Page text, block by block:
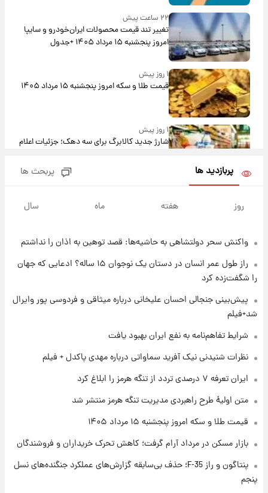
۲۲ ساعت پیش
تغییر تند قیمت محصولات ایران‌خودرو و سایپا
امروز پنجشنبه ۱۵ مرداد ۱۴۰۵ +جدول
۱ روز پیش
قیمت طلا و سکه امروز پنجشنبه ۱۵ مرداد ۱۴۰۵
۱ روز پیش
شارژ جدید کالابرگ برای سه دهک؛ جزئیات اعلام
شاهین، کوییک، اطلس، سهند و ساینا با اقساط
۱ روز پیش
قیمت سکه و طلا فردا
۱ روز پیش
۱ روز پیش
فال روزانه واقعی پنجشنبه ۱۵ مرداد ۱۴۰۵
۱ روز پیش
پربازدید ها پربحث ها
روز هفته ماه سال
واکنش سحر دولتشاهی به حاشیه‌ها: قصد توهین به اذان را نداشتم
راز طول عمر انسان در دستان یک نوجوان ۱۵ ساله؟ ادعایی که جهان
را شگفت‌زده کرد
پیش‌بینی جنجالی احسان علیخانی درباره میثاقی و فردوسی پور وایرال
شد+فیلم
شرایط تفاهم‌نامه به نفع ایران بهبود یافت
نظرات شنیدنی نیک آفرید سماواتی درباره مهدی پاکدل + فیلم
ایران تعرفه ۷ درصدی تردد از تنگه هرمز را ابلاغ کرد
متن اولیۀ طرح راهبردی مدیریت تنگه هرمز منتشر شد
قیمت طلا و سکه امروز پنجشنبه ۱۵ مرداد ۱۴۰۵
بازار مسکن در مرداد آرام گرفت؛ کاهش تحرک خریداران و فروشندگان
پنتاگون و راز F-35؛ حذف بی‌سابقه گزارش‌های عملکرد جنگنده‌های نسل
پنجم